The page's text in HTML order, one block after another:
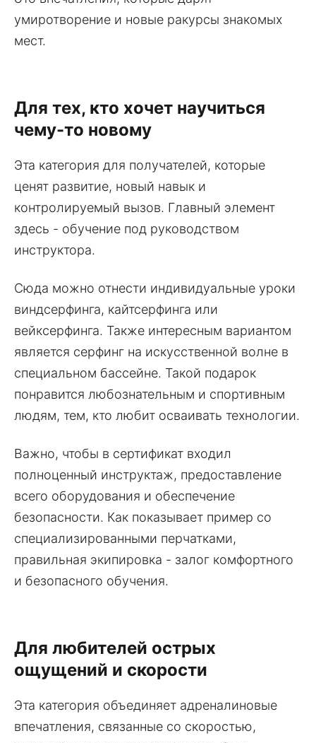
умиротворение и новые ракурсы знакомых
мест.
Для тех, кто хочет научиться
чему-то новому
Эта категория для получателей, которые
ценят развитие, новый навык и
контролируемый вызов. Главный элемент
здесь - обучение под руководством
инструктора.
Сюда можно отнести индивидуальные уроки
виндсерфинга, кайтсерфинга или
вейксерфинга. Также интересным вариантом
является серфинг на искусственной волне в
специальном бассейне. Такой подарок
понравится любознательным и спортивным
людям, тем, кто любит осваивать технологии.
Важно, чтобы в сертификат входил
полноценный инструктаж, предоставление
всего оборудования и обеспечение
безопасности. Как показывает пример со
специализированными перчатками,
правильная экипировка - залог комфортного
и безопасного обучения.
Для любителей острых
ощущений и скорости
Эта категория объединяет адреналиновые
впечатления, связанные со скоростью,